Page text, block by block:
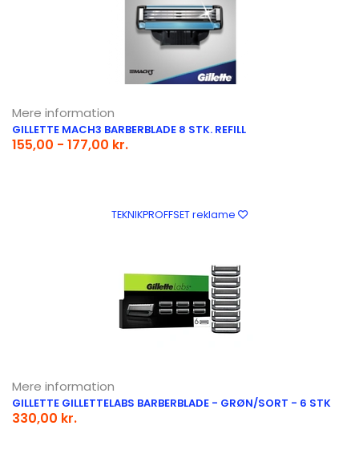
Mere information
GILLETTE MACH3 BARBERBLADE 8 STK. REFILL
155,00 - 177,00 kr.
TEKNIKPROFFSET reklame
Mere information
GILLETTE GILLETTELABS BARBERBLADE - GRØN/SORT - 6 STK
330,00 kr.